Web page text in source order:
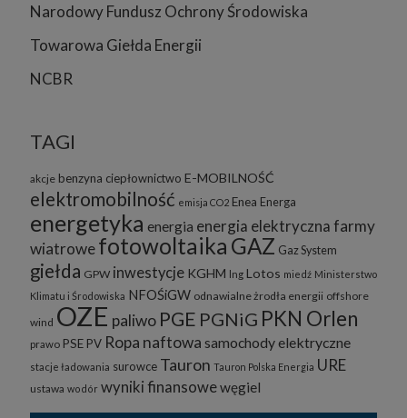
Narodowy Fundusz Ochrony Środowiska
Towarowa Giełda Energii
NCBR
TAGI
akcje benzyna ciepłownictwo E-MOBILNOŚĆ
elektromobilność emisja CO2 Enea Energa
energetyka energia energia elektrycznafarmy
wiatrowefotowoltaika GAZ Gaz System
giełda GPW inwestycje KGHM lng Lotos miedź Ministerstwo
Klimatu i Środowiska NFOŚiGW odnawialne żrodła energii offshore
wind OZE paliwo PGE PGNiG PKN Orlen
prawo PSE PV Ropa naftowa samochody elektryczne
stacje ładowania surowce Tauron Tauron Polska Energia URE
ustawa wodór wyniki finansowewęgiel